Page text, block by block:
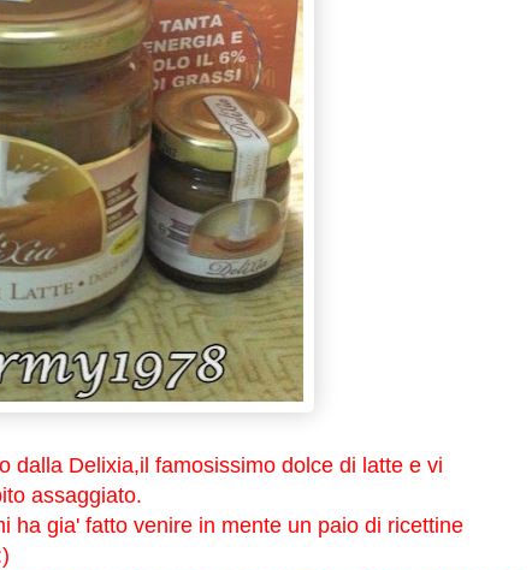
dalla Delixia,il famosissimo dolce di latte e vi
assaggiato.
ha gia' fatto venire in mente un paio di ricettine